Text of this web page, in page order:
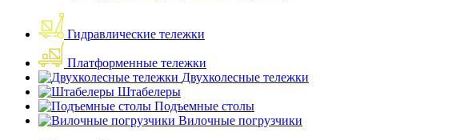
Гидравлические тележки
Платформенные тележки
Двухколесные тележки
Штабелеры
Подъемные столы
Вилочные погрузчики